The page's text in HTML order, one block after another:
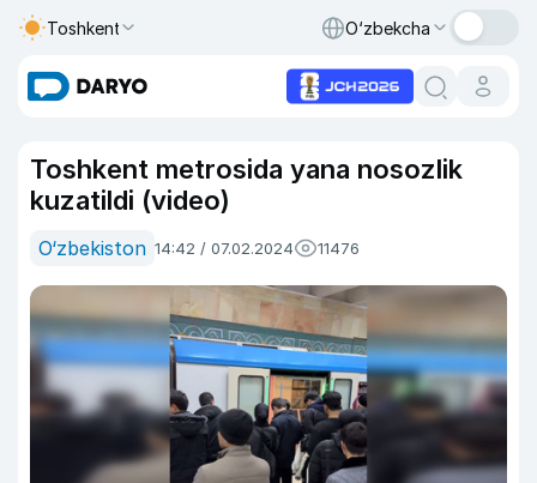
Toshkent O‘zbekcha
Toshkent metrosida yana nosozlik
kuzatildi (video)
O‘zbekiston 14:42 / 07.02.2024 11476